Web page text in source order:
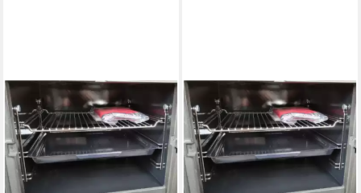
PLAMEN
Festbrennstoffherd
Küchenofen Slavonac N weiß,
rechte Version
8 kW
Nennwärmeleistung
83,7 %
PLAMEN
Festbrennstoffherd
Küchenofen Slavonac N weiß,
linke Version
8 kW
Nennwärmeleistung
83,7 %